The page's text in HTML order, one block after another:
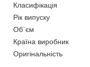
Класифікація
Рік випуску
Об`єм
Країна виробник
Оригінальність